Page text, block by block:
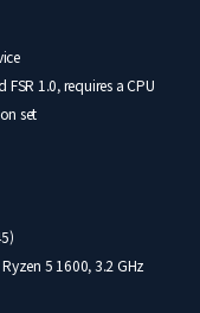
1.0, requires a CPU
set
5 1600, 3.2 GHz